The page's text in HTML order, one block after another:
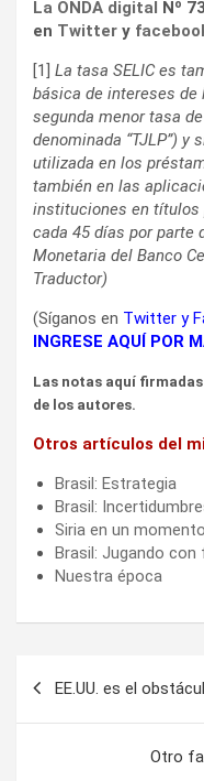
La ONDA digital Nº
en Twitter y
[1] La tasa SELIC es
básica de intereses de
segunda menor tasa
denominada “TJLP”) y
utilizada en los
también en las
instituciones en títulos
cada 45 días por parte
Monetaria del Banco
Traductor)
(Síganos en Twitter y
INGRESE AQUÍ POR
Las notas aquí
de los autores.
Otros artículos del
Brasil: Estrategia
Brasil:
Siria en un
Brasil: Jugando con
Nuestra época
EE.UU. es el
Otro